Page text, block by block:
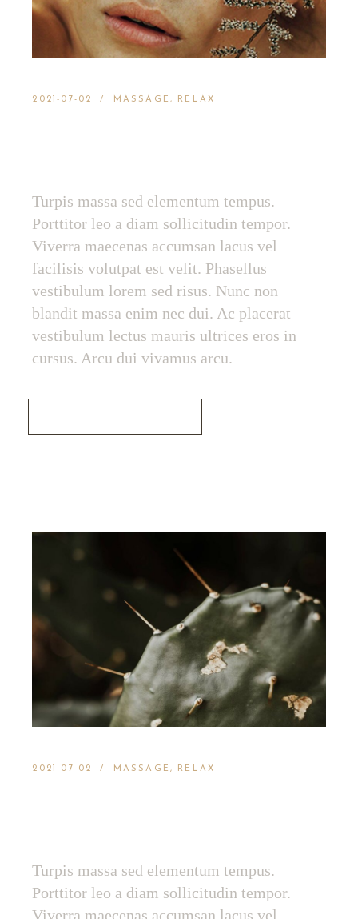
2021-07-02 MASSAGE RELAX
Turpis massa sed elementum tempus.
Porttitor leo a diam sollicitudin tempor.
Viverra maecenas accumsan lacus vel
facilisis volutpat est velit. Phasellus
vestibulum lorem sed risus. Nunc non
blandit massa enim nec dui. Ac placerat
vestibulum lectus mauris ultrices eros in
cursus. Arcu dui vivamus arcu.
2021-07-02 MASSAGE RELAX
Turpis massa sed elementum tempus.
Porttitor leo a diam sollicitudin tempor.
Viverra maecenas accumsan lacus vel